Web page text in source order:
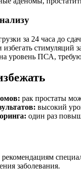
за 24 часа до
стимуляций
ПСА,
рак простаты
высокий
один раз
заболевания.